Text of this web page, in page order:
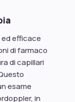
efficace
di farmaco
di capillari
esame
in